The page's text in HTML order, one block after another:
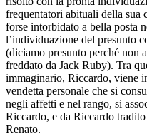
frequentatori abituali della
forse intorbidato a bella posta
l’individuazione del presunto
(diciamo presunto perché non
freddato da Jack Ruby). Tra
immaginario, Riccardo, viene
vendetta personale che si
negli affetti e nel rango, si
Riccardo, e da Riccardo
Renato.